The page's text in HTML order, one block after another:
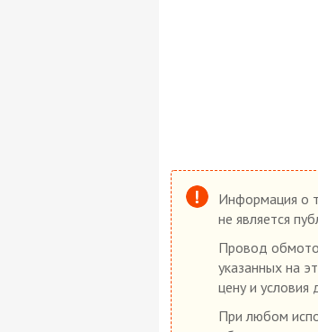
Информация о
не является
Провод
указанных на
цену и условия
При любом